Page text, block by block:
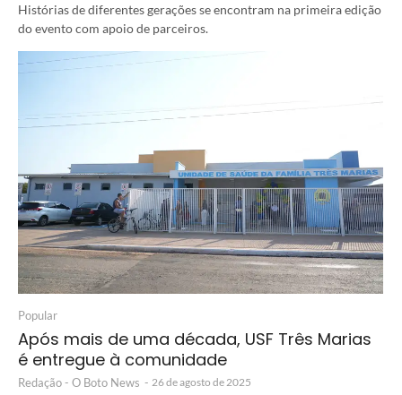
Histórias de diferentes gerações se encontram na primeira edição
do evento com apoio de parceiros.
Popular
Após mais de uma década, USF Três Marias
é entregue à comunidade
Redação - O Boto News - 26 de agosto de 2025